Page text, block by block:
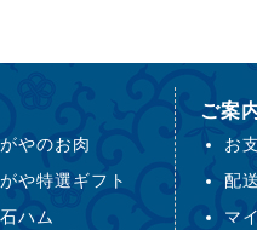
やのお肉
や特選ギフト
ハム
ご案
お
配
マ